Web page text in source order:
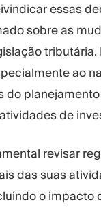
essas
sobre as
ao
do
de
revisar
das suas
o impacto